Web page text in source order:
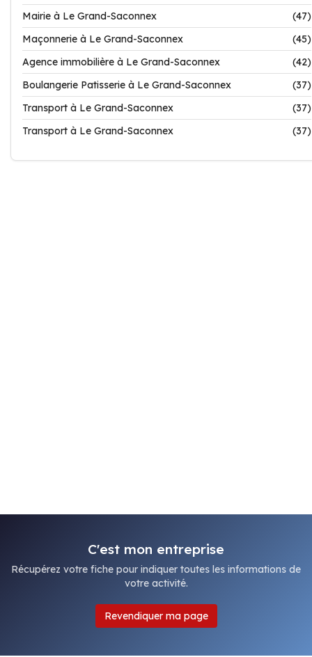
Mairie à Le Grand-Saconnex
(47)
Maçonnerie à Le Grand-Saconnex
(45)
Agence immobilière à Le Grand-Saconnex
(42)
Boulangerie Patisserie à Le Grand-Saconnex
(37)
Transport à Le Grand-Saconnex
(37)
Transport à Le Grand-Saconnex
(37)
C'est mon entreprise
Récupérez votre fiche pour indiquer toutes les informations de
votre activité.
Revendiquer ma page